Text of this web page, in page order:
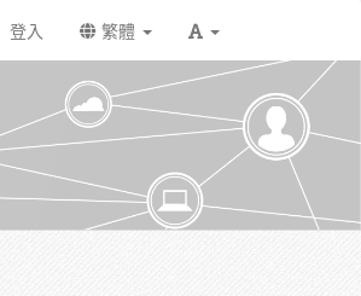
登入 繁體